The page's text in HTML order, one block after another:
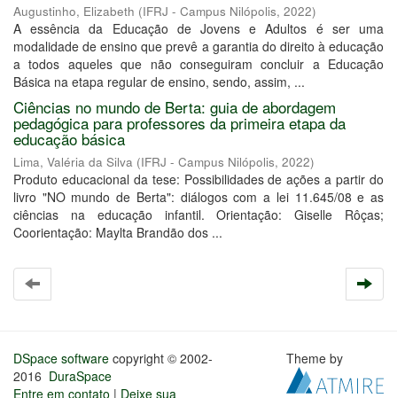
Augustinho, Elizabeth (IFRJ - Campus Nilópolis, 2022)
A essência da Educação de Jovens e Adultos é ser uma
modalidade de ensino que prevê a garantia do direito à educação
a todos aqueles que não conseguiram concluir a Educação
Básica na etapa regular de ensino, sendo, assim, ...
Ciências no mundo de Berta: guia de abordagem
pedagógica para professores da primeira etapa da
educação básica
Lima, Valéria da Silva (IFRJ - Campus Nilópolis, 2022)
Produto educacional da tese: Possibilidades de ações a partir do
livro "NO mundo de Berta": diálogos com a lei 11.645/08 e as
ciências na educação infantil. Orientação: Giselle Rôças;
Coorientação: Maylta Brandão dos ...
DSpace software copyright © 2002-
2016 DuraSpace
Entre em contato | Deixe sua
Theme by